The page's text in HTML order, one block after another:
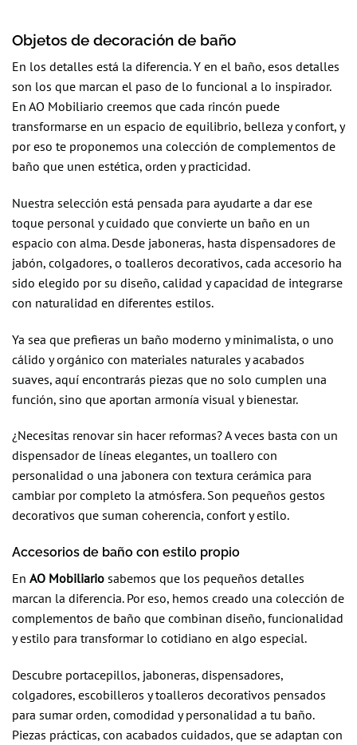
precio
12,19 €.8,50 €.
Objetos de decoración de baño
En los detalles está la diferencia. Y en el baño, esos detalles
son los que marcan el paso de lo funcional a lo inspirador.
En AO Mobiliario creemos que cada rincón puede
transformarse en un espacio de equilibrio, belleza y confort, y
por eso te proponemos una colección de complementos de
baño que unen estética, orden y practicidad.
Nuestra selección está pensada para ayudarte a dar ese
toque personal y cuidado que convierte un baño en un
espacio con alma. Desde jaboneras, hasta dispensadores de
jabón, colgadores, o toalleros decorativos, cada accesorio ha
sido elegido por su diseño, calidad y capacidad de integrarse
con naturalidad en diferentes estilos.
Ya sea que prefieras un baño moderno y minimalista, o uno
cálido y orgánico con materiales naturales y acabados
suaves, aquí encontrarás piezas que no solo cumplen una
función, sino que aportan armonía visual y bienestar.
¿Necesitas renovar sin hacer reformas? A veces basta con un
dispensador de líneas elegantes, un toallero con
personalidad o una jabonera con textura cerámica para
cambiar por completo la atmósfera. Son pequeños gestos
decorativos que suman coherencia, confort y estilo.
Accesorios de baño con estilo propio
En AO Mobiliario sabemos que los pequeños detalles
marcan la diferencia. Por eso, hemos creado una colección de
complementos de baño que combinan diseño, funcionalidad
y estilo para transformar lo cotidiano en algo especial.
Descubre portacepillos, jaboneras, dispensadores,
colgadores, escobilleros y toalleros decorativos pensados
para sumar orden, comodidad y personalidad a tu baño.
Piezas prácticas, con acabados cuidados, que se adaptan con